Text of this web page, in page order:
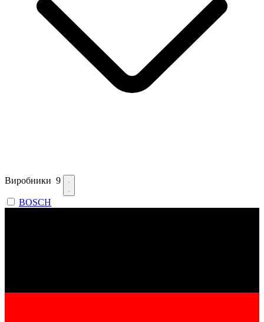
Виробники 9
BOSCH